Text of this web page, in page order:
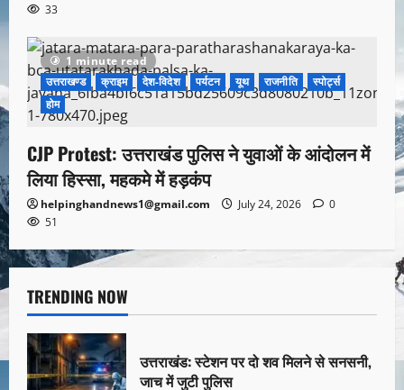
33
1 minute read
उत्तराखण्ड
क्राइम देश-विदेश पर्यटन यूथ राजनीति
स्पोर्ट्स
होम
CJP Protest: उत्तराखंड पुलिस ने युवाओं के आंदोलन में
लिया हिस्सा, महकमे में हड़कंप
helpinghandnews1@gmail.com July 24, 2026
0
51
TRENDING NOW
उत्तराखंड: स्टेशन पर दो शव मिलने से सनसनी,
जाच में जुटी पुलिस